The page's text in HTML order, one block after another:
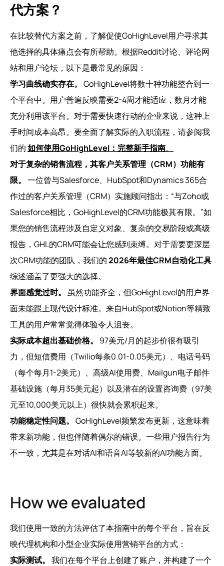
代方案？
在比较替代方案之前，了解促使GoHighLevel用户寻求其
他选择的具体痛点会有所帮助。根据Reddit讨论、评论网
站和用户论坛，以下是最常见的原因：
学习曲线确实存在。 GoHighLevel将数十种功能整合到一
个平台中。用户普遍反映需要2-4周才能适应，数月才能
充分利用该平台。对于需要快速行动的企业来说，这种上
手时间成本高昂。要全面了解实际的入职流程，请参阅我
们的如何使用GoHighLevel：完整新手指南。
对于复杂的销售流程，其客户关系管理（CRM）功能有
限。 一位曾与Salesforce、HubSpot和Dynamics 365合
作过的客户关系管理（CRM）实施顾问指出：“与Zoho或
Salesforce相比，GoHighLevel的CRM功能极其有限。”如
果您的销售流程涉及自定义对象、复杂的交易阶段或高级
报告，GHL的CRM可能会让您感到束缚。对于需要更深层
次CRM功能的团队，我们的2026年最佳CRM自动化工具
综述涵盖了更强大的选择。
界面感觉过时。 虽然功能齐全，但GoHighLevel的用户界
面未能跟上现代设计标准。来自HubSpot或Notion等精致
工具的用户常常觉得体验令人沮丧。
实际成本超出基础价格。
97美元/月的起步价很有吸引
力，但短信费用（Twilio每条0.01-0.05美元）、电话号码
（每个每月1-2美元）、高级AI使用费、Mailgun电子邮件
基础设施（每月35美元起）以及潜在的设置咨询费（97美
元至10,000美元以上）很快就会累积起来。
功能稳定性问题。 GoHighLevel频繁发布更新，这意味着
带来新功能，但也伴随着偶尔的错误。一些用户报告行为
不一致，尤其是在对话AI和语音AI等较新的AI功能方面。
How we evaluated
我们使用一致的方法评估了本指南中的每个平台，旨在反
映代理机构和小型企业实际使用营销平台的方式：
实际测试。 我们在每个平台上创建了账户，并构建了一个